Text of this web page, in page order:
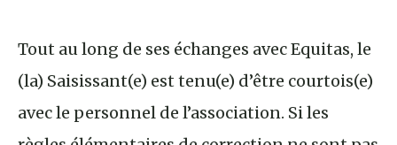
Tout au long de ses échanges avec Equitas, le
(la) Saisissant(e) est tenu(e) d’être courtois(e)
avec le personnel de l’association. Si les